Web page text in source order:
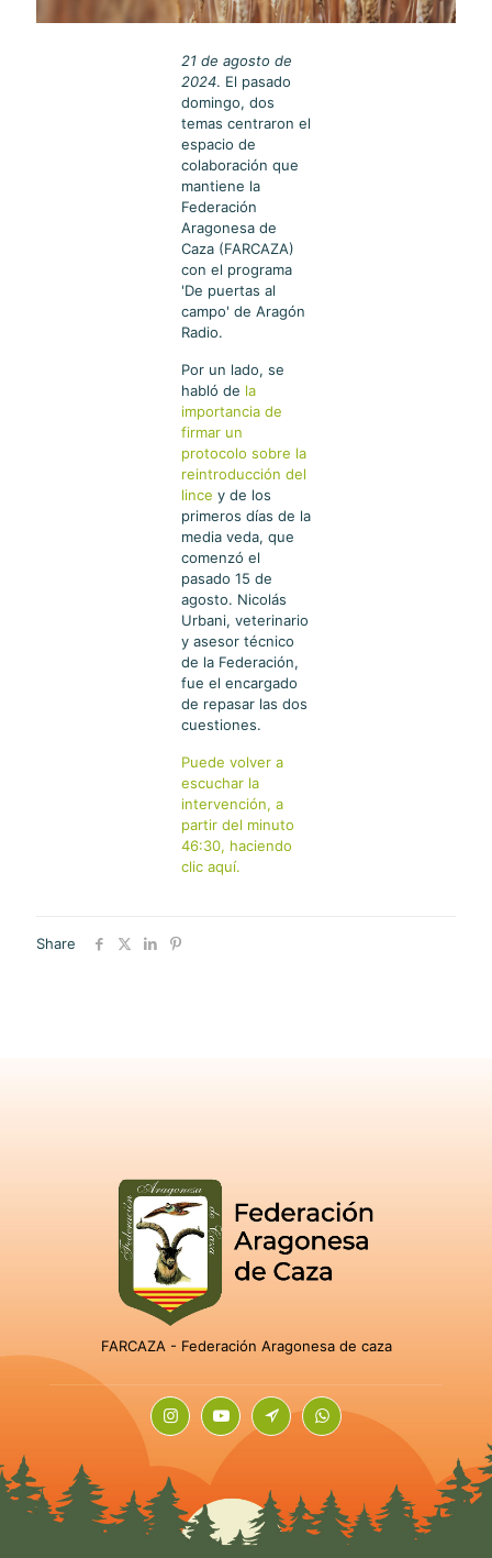
21 de agosto de
2024. El pasado
domingo, dos
temas centraron el
espacio de
colaboración que
mantiene la
Federación
Aragonesa de
Caza (FARCAZA)
con el programa
'De puertas al
campo' de Aragón
Radio.
Por un lado, se
habló de la
importancia de
firmar un
protocolo sobre la
reintroducción del
lince y de los
primeros días de la
media veda, que
comenzó el
pasado 15 de
agosto. Nicolás
Urbani, veterinario
y asesor técnico
de la Federación,
fue el encargado
de repasar las dos
cuestiones.
Puede volver a
escuchar la
intervención, a
partir del minuto
46:30, haciendo
clic aquí.
Share
FARCAZA - Federación Aragonesa de caza